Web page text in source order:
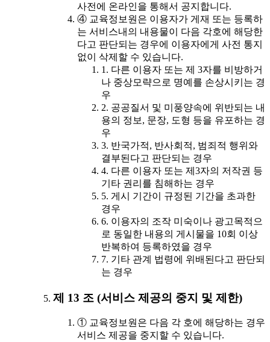
사전에 온라인을 통해서 공지합니다.
④ 교육정보원은 이용자가 게재 또는 등록하
는 서비스내의 내용물이 다음 각호에 해당한
다고 판단되는 경우에 이용자에게 사전 통지
없이 삭제할 수 있습니다.
1. 다른 이용자 또는 제 3자를 비방하거
나 중상모략으로 명예를 손상시키는 경
우
2. 공공질서 및 미풍양속에 위반되는 내
용의 정보, 문장, 도형 등을 유포하는 경
우
3. 반국가적, 반사회적, 범죄적 행위와
결부된다고 판단되는 경우
4. 다른 이용자 또는 제3자의 저작권 등
기타 권리를 침해하는 경우
5. 게시 기간이 규정된 기간을 초과한
경우
6. 이용자의 조작 미숙이나 광고목적으
로 동일한 내용의 게시물을 10회 이상
반복하여 등록하였을 경우
7. 기타 관계 법령에 위배된다고 판단되
는 경우
제 13 조 (서비스 제공의 중지 및 제한)
① 교육정보원은 다음 각 호에 해당하는 경우
서비스 제공을 중지할 수 있습니다.